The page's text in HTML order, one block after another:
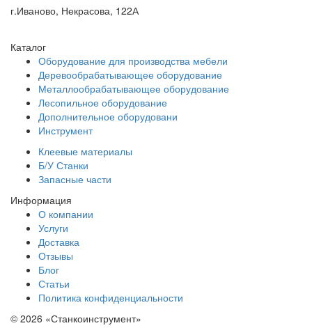
г.Иваново, Некрасова, 122А
Каталог
Оборудование для производства мебели
Деревообрабатывающее оборудование
Металлообрабатывающее оборудование
Лесопильное оборудование
Дополнительное оборудовани
Инструмент
Клеевые материалы
Б/У Станки
Запасные части
Информация
О компании
Услуги
Доставка
Отзывы
Блог
Статьи
Политика конфиденциальности
© 2026 «Станкоинструмент»